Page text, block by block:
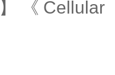
《Cellular